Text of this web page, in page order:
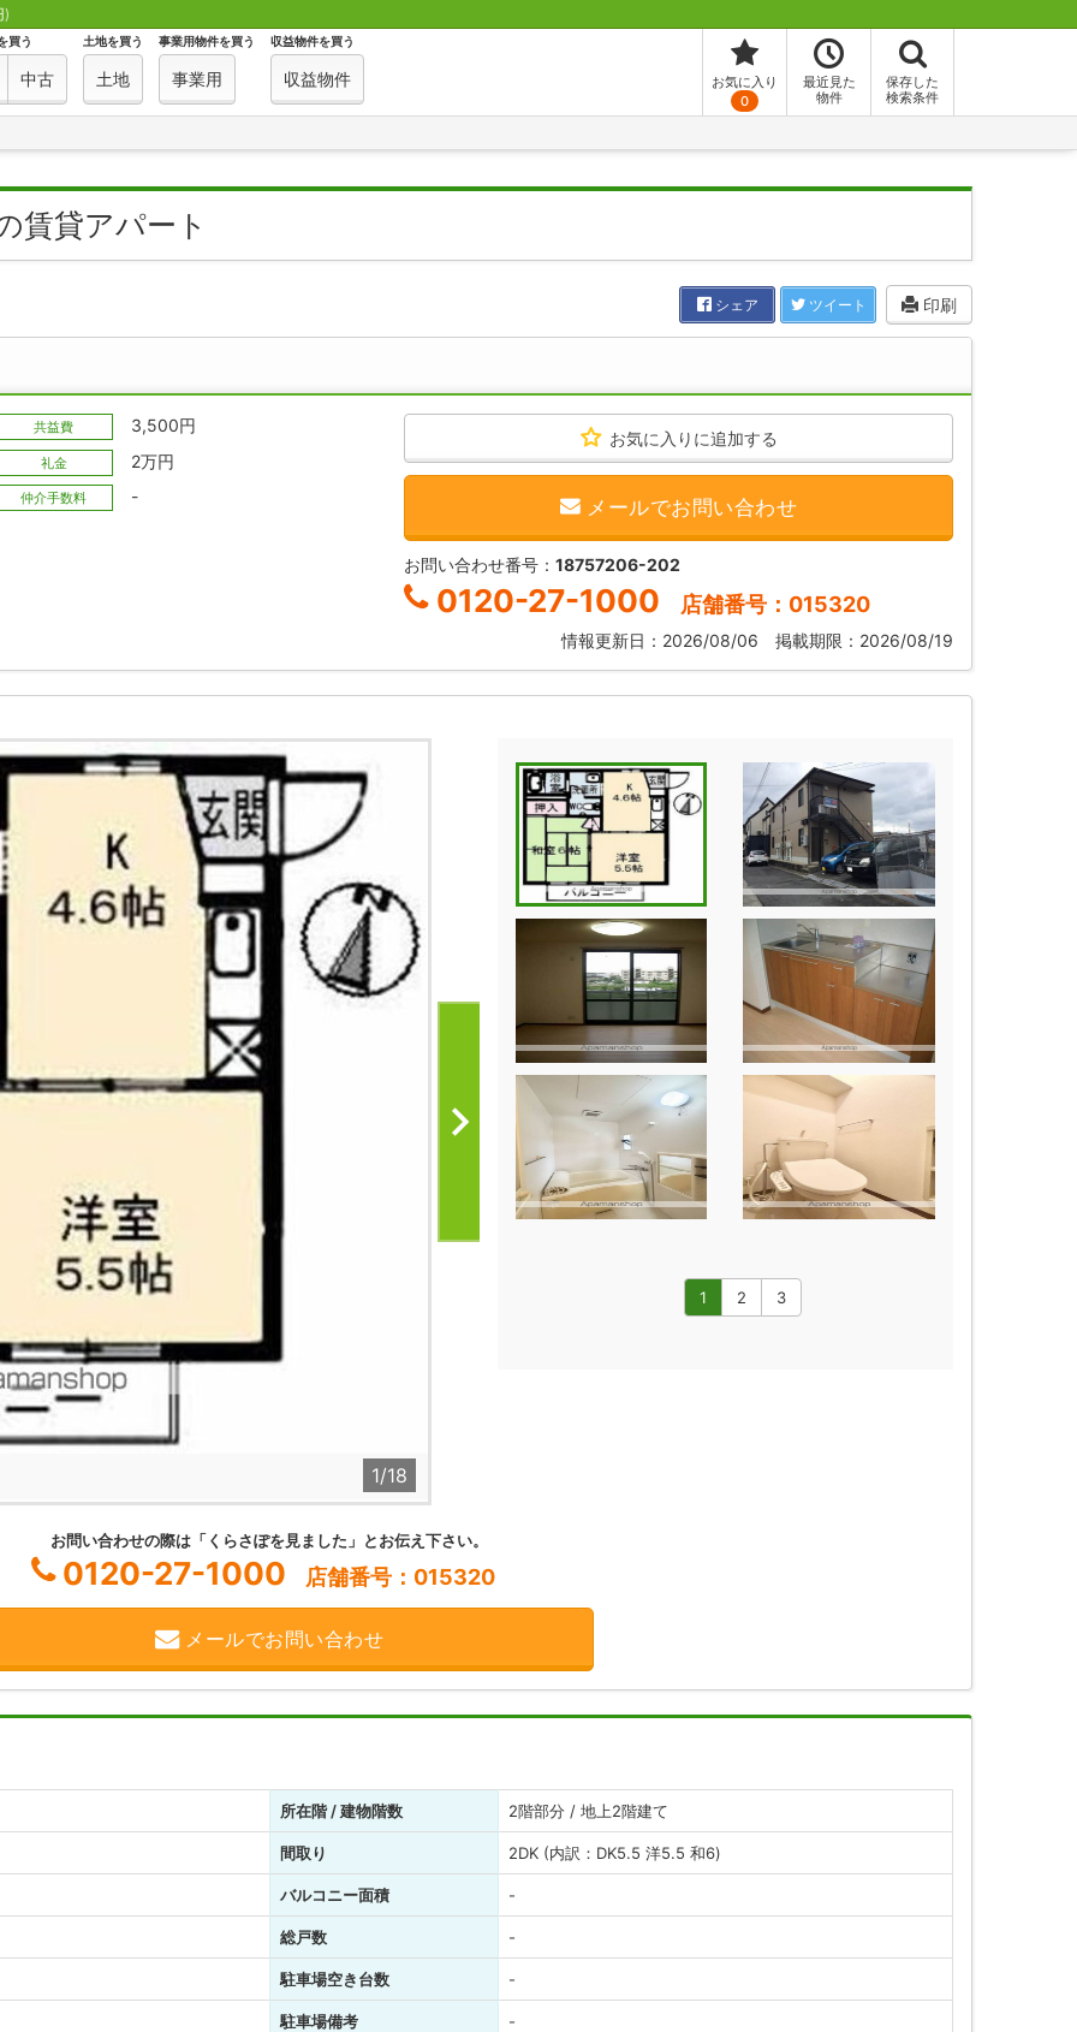
)
買う
中古
土地を買う
土地
事業用物件を買う
事業用
収益物件を買う
収益物件
お気に入り
0
最近見た
物件
保存した
検索条件
賃貸アパート
シェア ツイート 印刷
共益費 3,500円
礼金 2万円
仲介手数料 -
お気に入りに追加する
メールでお問い合わせ
お問い合わせ番号：18757206-202
0120-27-1000 店舗番号：015320
情報更新日：2026/08/06 掲載期限：2026/08/19
1/18
1 2 3
お問い合わせの際は「くらさぽを見ました」とお伝え下さい。
0120-27-1000 店舗番号：015320
メールでお問い合わせ
所在階 / 建物階数 2階部分 / 地上2階建て
間取り 2DK (内訳：DK5.5 洋5.5 和6)
バルコニー面積 -
総戸数 -
駐車場空き台数 -
駐車場備考 -